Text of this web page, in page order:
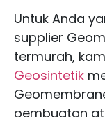
Untuk Anda
supplier
termurah,
Geosintetik
pembuatan